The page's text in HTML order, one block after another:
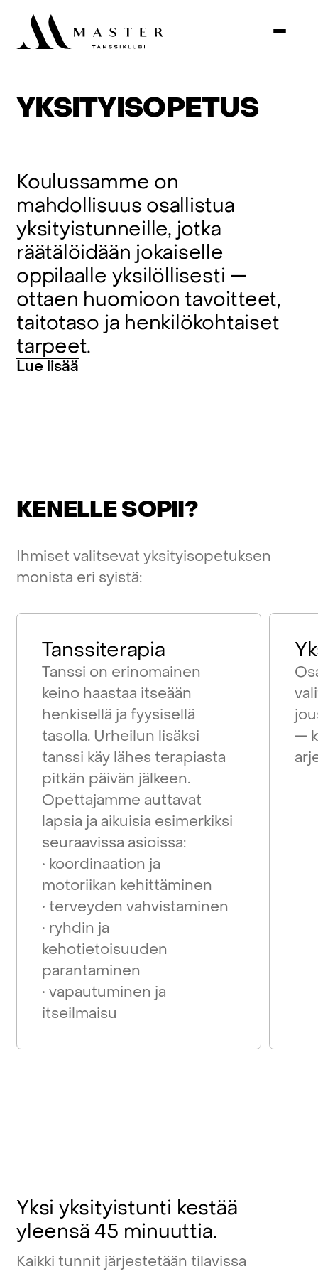
YKSITYISOPETUS
Koulussamme on
mahdollisuus osallistua
yksityistunneille, jotka
räätälöidään jokaiselle
oppilaalle yksilöllisesti —
ottaen huomioon tavoitteet,
taitotaso ja henkilökohtaiset
tarpeet.
Lue lisää
KENELLE SOPII?
Ihmiset valitsevat yksityisopetuksen
monista eri syistä:
Tanssiterapia
Tanssi on erinomainen
keino haastaa itseään
henkisellä ja fyysisellä
tasolla. Urheilun lisäksi
tanssi käy lähes terapiasta
pitkän päivän jälkeen.
Opettajamme auttavat
lapsia ja aikuisia esimerkiksi
seuraavissa asioissa:
• koordinaation ja
motoriikan kehittäminen
• terveyden vahvistaminen
• ryhdin ja
kehotietoisuuden
parantaminen
• vapautuminen ja
itseilmaisu
—
Yksi yksityistunti kestää
yleensä45 minuuttia.
Kaikki tunnit järjestetään tilavissa